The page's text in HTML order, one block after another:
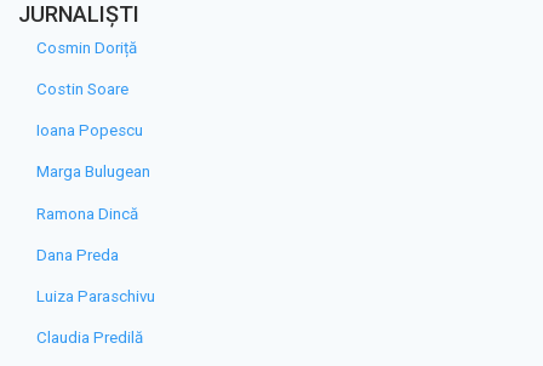
JURNALIȘTI
Cosmin Doriță
Costin Soare
Ioana Popescu
Marga Bulugean
Ramona Dincă
Dana Preda
Luiza Paraschivu
Claudia Predilă